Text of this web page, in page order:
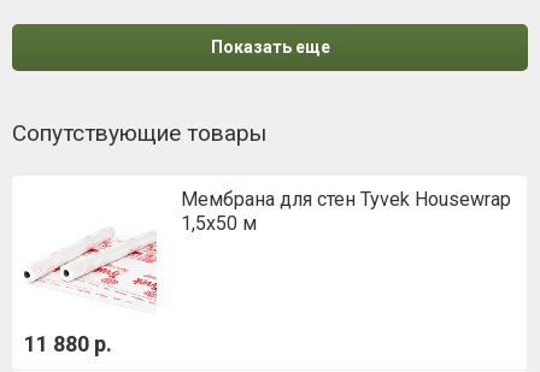
Показать еще
Сопутствующие товары
Мембрана для стен Tyvek Housewrap
1,5х50 м
11 880 р.